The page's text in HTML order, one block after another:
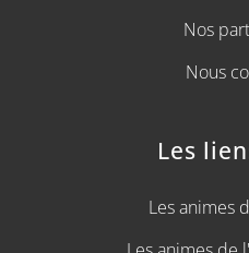
Nos
Nous
Les
Les animes